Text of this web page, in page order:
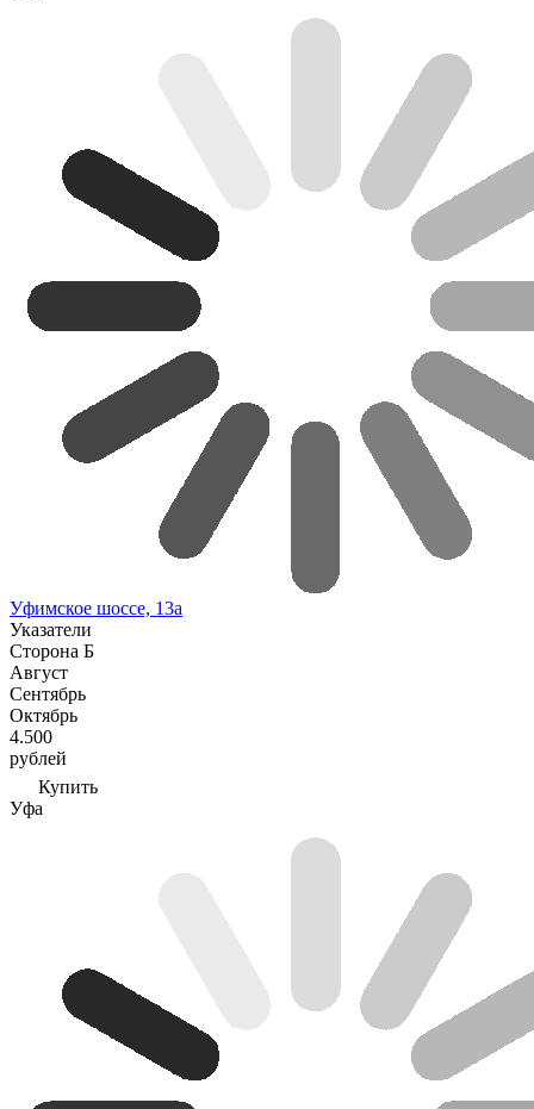
Уфимское шоссе, 13а
Указатели
Сторона Б
Август
Сентябрь
Октябрь
4.500
рублей
Купить
Уфа